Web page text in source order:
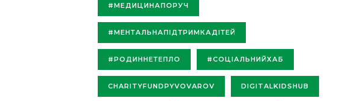
#МЕДИЦИНАПОРУЧ
#МЕНТАЛЬНАПІДТРИМКАДІТЕЙ
#РОДИННЕТЕПЛО #СОЦІАЛЬНИЙХАБ
CHARITYFUNDPYVOVAROV DIGITALKIDSHUB